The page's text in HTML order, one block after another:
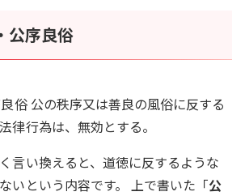
公序良俗
俗 公の秩序又は善良の風俗に反する
律行為は、無効とする。
言い換えると、道徳に反するような
いという内容です。 上で書いた「公